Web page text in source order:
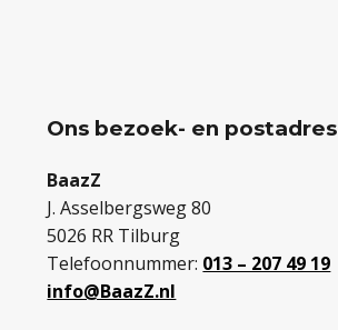
Ons bezoek- en postadres
BaazZ
J. Asselbergsweg 80
5026 RR Tilburg
Telefoonnummer: 013 – 207 49 19
info@BaazZ.nl